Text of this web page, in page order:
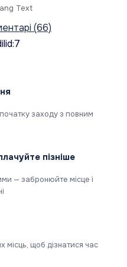
Text
(66)
заходу з повним
пізніше
— забронюйте місце і
місць, щоб дізнатися час